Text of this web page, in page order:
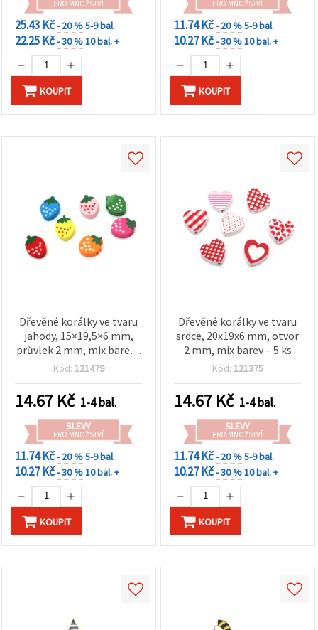
PRO MNOŽSTVÍ
25.43 Kč- 20 %5-9 bal.
22.25 Kč- 30 %10 bal. +
KOUPIT
PRO MNOŽSTVÍ
11.74 Kč- 20 %5-9 bal.
10.27 Kč- 30 %10 bal. +
KOUPIT
Dřevěné korálky ve tvaru
jahody, 15×19,5×6 mm,
průvlek 2 mm, mix barev -
10 ks
Kód: 121479
14.67 Kč 1-4 bal.
SLEVY
PRO MNOŽSTVÍ
11.74 Kč- 20 %5-9 bal.
10.27 Kč- 30 %10 bal. +
KOUPIT
Dřevěné korálky ve tvaru
srdce, 20x19x6 mm, otvor
2 mm, mix barev – 5 ks
Kód: 121375
14.67 Kč 1-4 bal.
SLEVY
PRO MNOŽSTVÍ
11.74 Kč- 20 %5-9 bal.
10.27 Kč- 30 %10 bal. +
KOUPIT